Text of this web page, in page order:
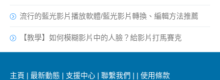
流行的藍光影片播放軟體/藍光影片轉換、編輯方法推薦
【教學】如何模糊影片中的人臉？給影片打馬賽克
主頁 |最新動態 | 支援中心 |聯繫我們 | |使用條款